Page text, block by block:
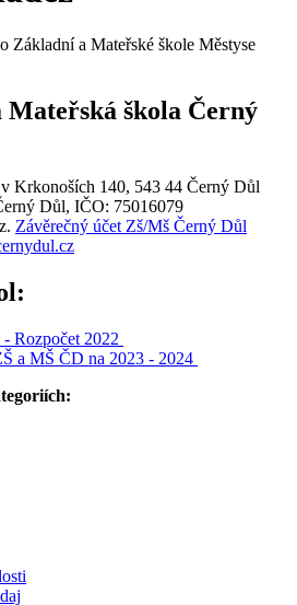
Základní a Mateřské škole Městyse
Mateřská škola Černý
v Krkonoších 140, 543 44 Černý Důl
Důl, IČO: 75016079
Závěrečný účet Zš/Mš Černý Důl
Rozpočet 2022
a MŠ ČD na 2023 - 2024